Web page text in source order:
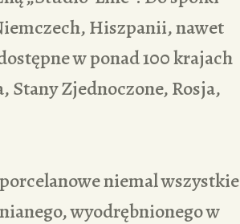
Hiszpanii, nawet
w ponad 100 krajach
Stany Zjednoczone, Rosja,
niemal wszystkie
wyodrębnionego w